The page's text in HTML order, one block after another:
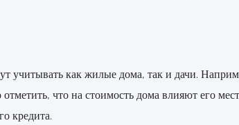
учитывать как жилые дома, так и дачи.
что на стоимость дома влияют его
кредита.